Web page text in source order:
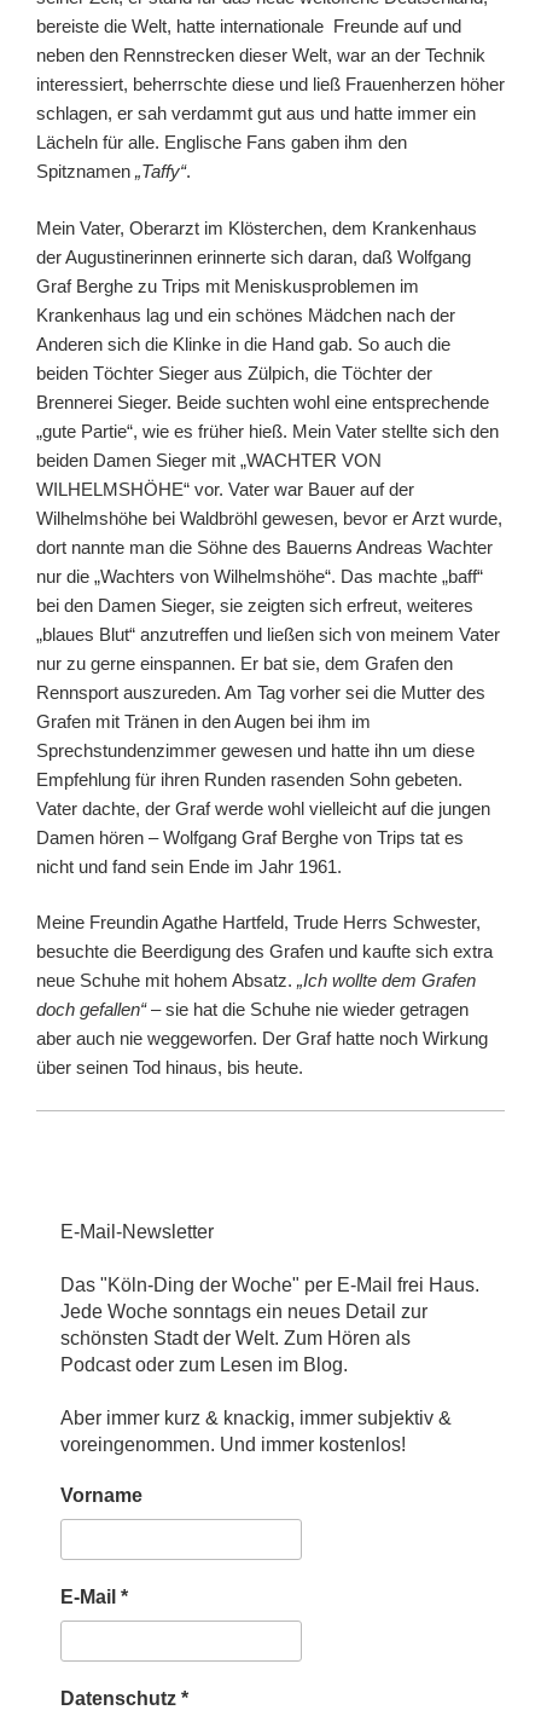
bereiste die Welt, hatte internationale Freunde auf und
neben den Rennstrecken dieser Welt, war an der Technik
interessiert, beherrschte diese und ließ Frauenherzen höher
schlagen, er sah verdammt gut aus und hatte immer ein
Lächeln für alle. Englische Fans gaben ihm den
Spitznamen „Taffy“.
Mein Vater, Oberarzt im Klösterchen, dem Krankenhaus
der Augustinerinnen erinnerte sich daran, daß Wolfgang
Graf Berghe zu Trips mit Meniskusproblemen im
Krankenhaus lag und ein schönes Mädchen nach der
Anderen sich die Klinke in die Hand gab. So auch die
beiden Töchter Sieger aus Zülpich, die Töchter der
Brennerei Sieger. Beide suchten wohl eine entsprechende
„gute Partie“, wie es früher hieß. Mein Vater stellte sich den
beiden Damen Sieger mit „WACHTER VON
WILHELMSHÖHE“ vor. Vater war Bauer auf der
Wilhelmshöhe bei Waldbröhl gewesen, bevor er Arzt wurde,
dort nannte man die Söhne des Bauerns Andreas Wachter
nur die „Wachters von Wilhelmshöhe“. Das machte „baff“
bei den Damen Sieger, sie zeigten sich erfreut, weiteres
„blaues Blut“ anzutreffen und ließen sich von meinem Vater
nur zu gerne einspannen. Er bat sie, dem Grafen den
Rennsport auszureden. Am Tag vorher sei die Mutter des
Grafen mit Tränen in den Augen bei ihm im
Sprechstundenzimmer gewesen und hatte ihn um diese
Empfehlung für ihren Runden rasenden Sohn gebeten.
Vater dachte, der Graf werde wohl vielleicht auf die jungen
Damen hören – Wolfgang Graf Berghe von Trips tat es
nicht und fand sein Ende im Jahr 1961.
Meine Freundin Agathe Hartfeld, Trude Herrs Schwester,
besuchte die Beerdigung des Grafen und kaufte sich extra
neue Schuhe mit hohem Absatz. „Ich wollte dem Grafen
doch gefallen“– sie hat die Schuhe nie wieder getragen
aber auch nie weggeworfen. Der Graf hatte noch Wirkung
über seinen Tod hinaus, bis heute.
E-Mail-Newsletter
Das "Köln-Ding der Woche" per E-Mail frei Haus.
Jede Woche sonntags ein neues Detail zur
schönsten Stadt der Welt. Zum Hören als
Podcast oder zum Lesen im Blog.
Aber immer kurz & knackig, immer subjektiv &
voreingenommen. Und immer kostenlos!
Vorname
E-Mail *
Datenschutz *